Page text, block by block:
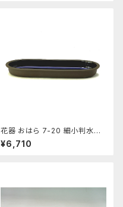
花器 おはら 7-20 細小判水盤
（流円） 花瓶 フラワーベース 水
盤
¥6,710